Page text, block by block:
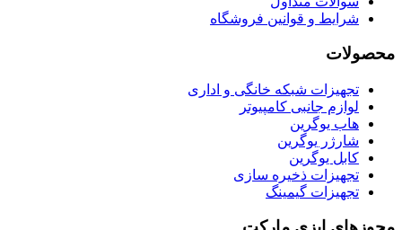
شرایط و قوانین فروشگاه
محصولات
تجهیزات شبکه خانگی و اداری
لوازم جانبی کامپیوتر
هاب یوگرین
شارژر یوگرین
کابل یوگرین
تجهیزات ذخیره سازی
تجهیزات گیمینگ